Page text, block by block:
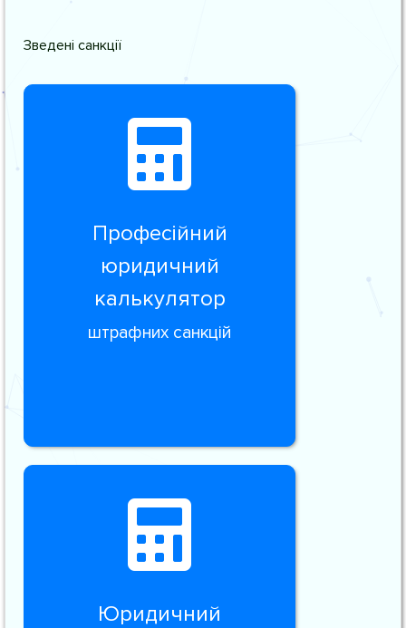
Зведені санкції
Професійний
юридичний
калькулятор
штрафних санкцій
Юридичний